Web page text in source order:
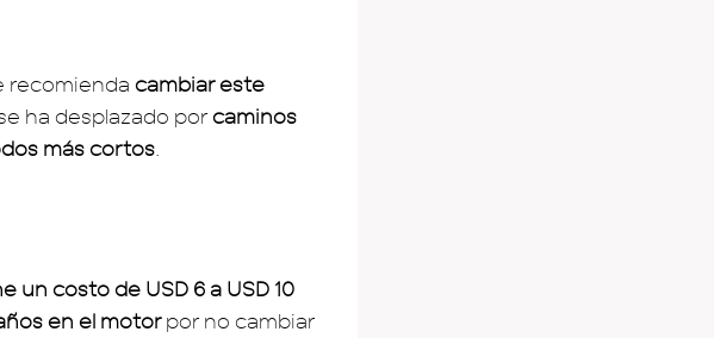
recomienda cambiar este
ha desplazado por caminos
más cortos.
un costo de USD 6 a USD 10
en el motor por no cambiar